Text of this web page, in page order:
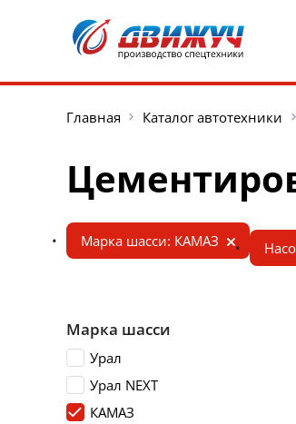
Главная Каталог автотехники
Марка шасси: КАМАЗ
Марка шасси
Урал
Урал NEXT
КАМАЗ